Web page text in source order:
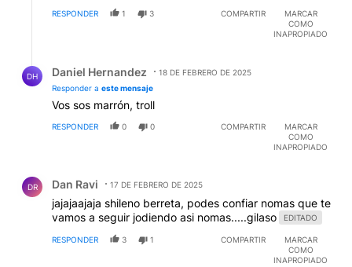
RESPONDER 1 3 COMPARTIR
MARCAR
COMO
INAPROPIADO
DH Daniel Hernandez
18 DE FEBRERO DE 2025
Responder a este mensaje
Vos sos marrón, troll
RESPONDER 0 0 COMPARTIR
MARCAR
COMO
INAPROPIADO
DR Dan Ravi 17 DE FEBRERO DE 2025
jajajaajaja shileno berreta, podes confiar nomas que te
vamos a seguir jodiendo asi nomas.....gilaso
EDITADO
RESPONDER 3 1 COMPARTIR
MARCAR
COMO
INAPROPIADO